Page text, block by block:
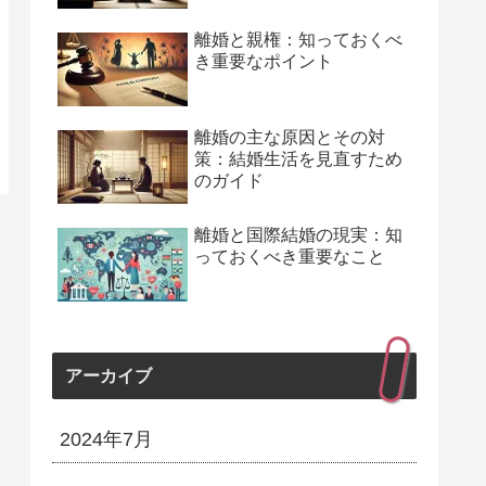
離婚と親権：知っておくべ
き重要なポイント
離婚の主な原因とその対
策：結婚生活を見直すため
のガイド
離婚と国際結婚の現実：知
っておくべき重要なこと
アーカイブ
2024年7月